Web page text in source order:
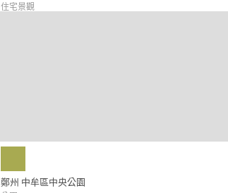
住宅景觀
鄭州 中牟區中央公園